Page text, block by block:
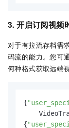
3. 开启订阅视频
对于有拉流存档需
码流的能力。您可
何种格式获取远端
{
{